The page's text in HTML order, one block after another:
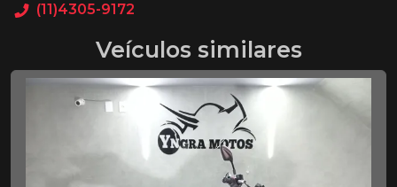
(11)4305-9172
Veículos similares